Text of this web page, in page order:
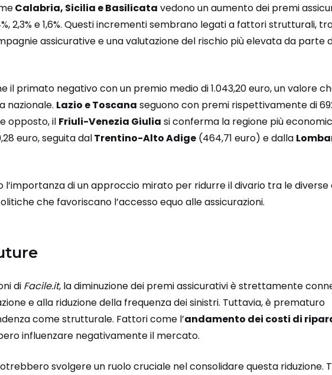
Calabria, Sicilia e Basilicata vedono un aumento dei premi
2,3% e 1,6%. Questi incrementi sembrano legati a fattori strutturali,
assicurative e una valutazione del rischio più elevata da parte
il primato negativo con un premio medio di 1.043,20 euro, un valore
nazionale. Lazio e Toscana seguono con premi rispettivamente di
opposto, il Friuli-Venezia Giulia si conferma la regione più
euro, seguita dalTrentino-Alto Adige(464,71 euro) e dalla
l’importanza di un approccio mirato per ridurre il divario tra le diverse
che favoriscano l’accesso equo alle assicurazioni.
di Facile.it, la diminuzione dei premi assicurativi è strettamente
e alla riduzione della frequenza dei sinistri. Tuttavia, è prematuro
come strutturale. Fattori come l’andamento dei costi di
influenzare negativamente il mercato.
svolgere un ruolo cruciale nel consolidare questa riduzione.